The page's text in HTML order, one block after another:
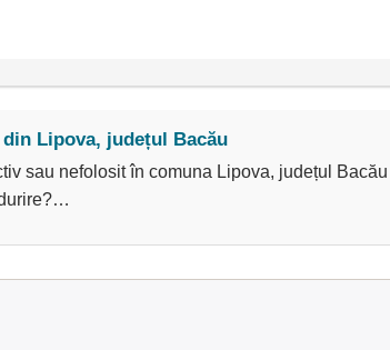
Lipova, județul Bacău
sau nefolosit în comuna Lipova, județul Bacău